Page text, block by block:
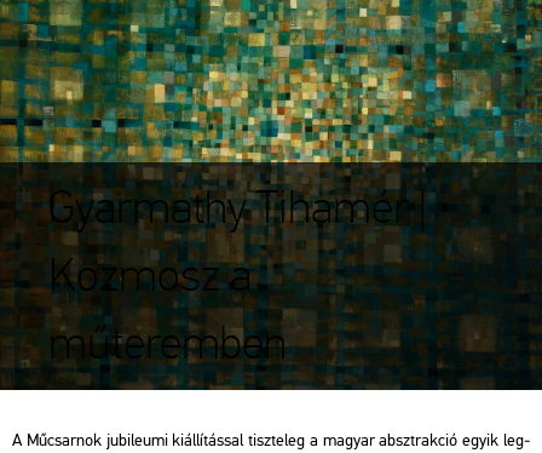
Gyarmathy Tihamér |
Kozmosz a
műteremben
A Mű­csar­nok ju­bi­le­u­mi ki­ál­lí­tás­sal tisz­te­leg a ma­gyar abszt­rak­ció egyik leg­